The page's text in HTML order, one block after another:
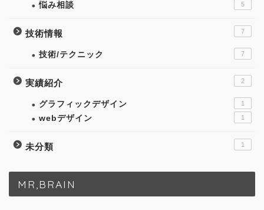
悩み相談 5
技術情報 7
技術/テクニック 7
実績紹介 2
グラフィックデザイン 1
webデザイン 1
未分類 1
MR,BRAIN